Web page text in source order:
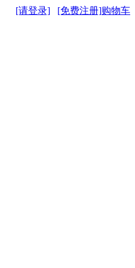
[请登录] [免费注册]购物车